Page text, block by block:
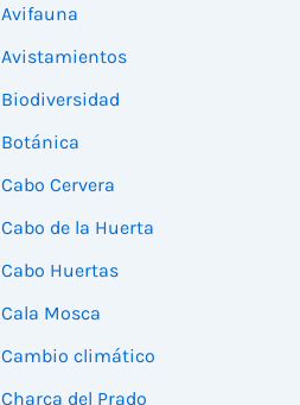
Avifauna
Avistamientos
Biodiversidad
Botánica
Cabo Cervera
Cabo de la Huerta
Cabo Huertas
Cala Mosca
Cambio climático
Charca del Prado